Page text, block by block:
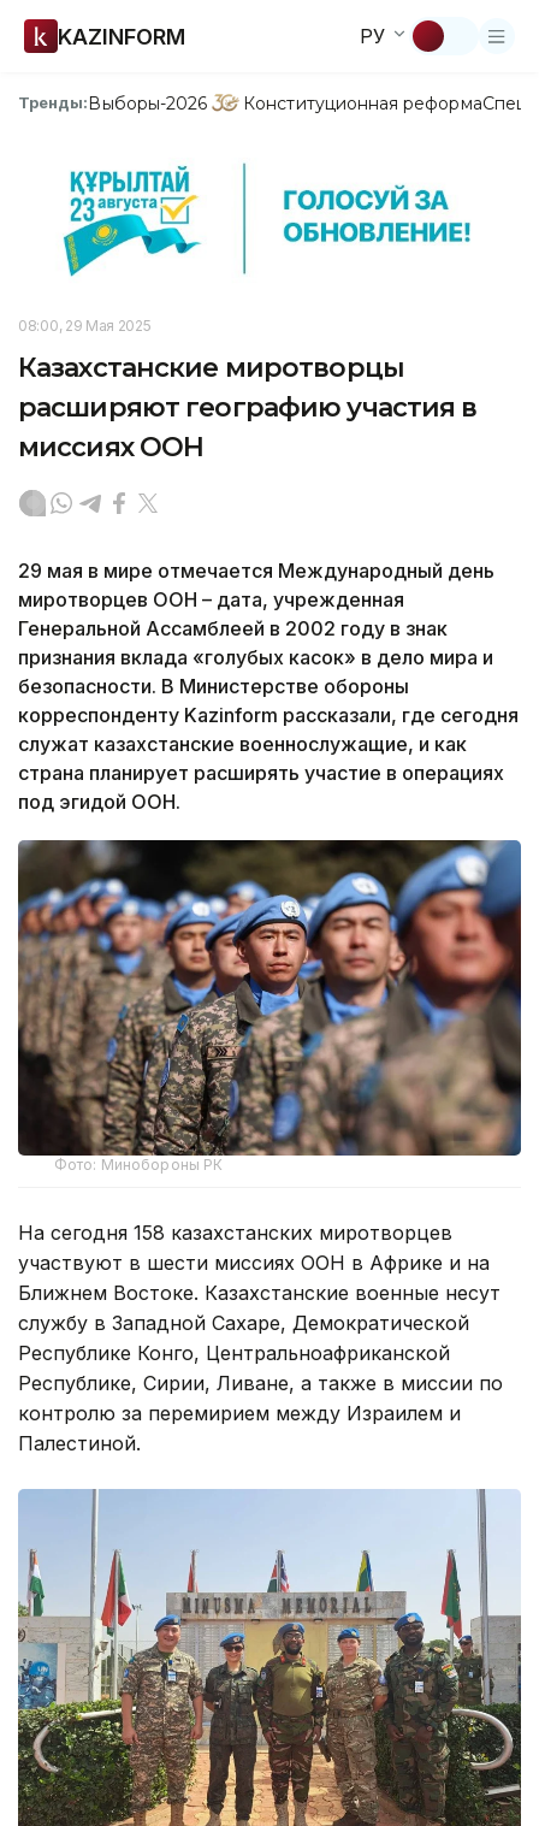
KAZINFORM РУ
Тренды:Выборы-2026 Конституционная реформа
08:00, 29 Мая 2025
Казахстанские миротворцы
расширяют географию участия в
миссиях ООН
29 мая в мире отмечается Международный день
миротворцев ООН – дата, учрежденная
Генеральной Ассамблеей в 2002 году в знак
признания вклада «голубых касок» в дело мира и
безопасности. В Министерстве обороны
корреспонденту Kazinform рассказали, где сегодня
служат казахстанские военнослужащие, и как
страна планирует расширять участие в операциях
под эгидой ООН.
Фото: Минобороны РК
На сегодня 158 казахстанских миротворцев
участвуют в шести миссиях ООН в Африке и на
Ближнем Востоке. Казахстанские военные несут
службу в Западной Сахаре, Демократической
Республике Конго, Центральноафриканской
Республике, Сирии, Ливане, а также в миссии по
контролю за перемирием между Израилем и
Палестиной.